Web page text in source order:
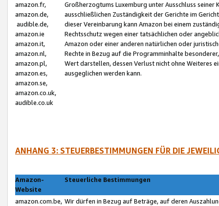
amazon.fr,
amazon.de,
audible.de,
amazon.ie
amazon.it,
amazon.nl,
amazon.pl,
amazon.es,
amazon.se,
amazon.co.uk,
audible.co.uk
Großherzogtums Luxemburg unter Ausschluss
ausschließlichen Zuständigkeit der Gerichte im
dieser Vereinbarung kann Amazon bei einem
Rechtsschutz wegen einer tatsächlichen oder
Amazon oder einer anderen natürlichen oder
Rechte in Bezug auf die Programminhalte
Wert darstellen, dessen Verlust nicht ohne Weiteres
ausgeglichen werden kann.
ANHANG 3: STEUERBESTIMMUNGEN FÜR DIE
Amazon-
Website
Steuerliche Bestimmungen
amazon.com.be, Wir dürfen in Bezug auf Beträge, auf deren